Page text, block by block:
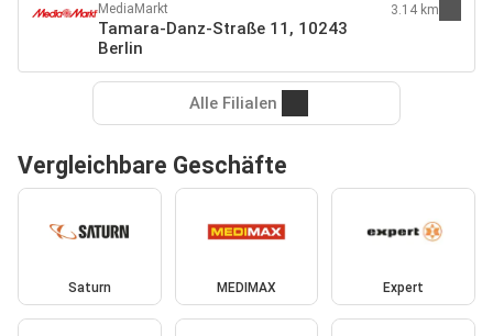
MediaMarkt
Tamara-Danz-Straße 11, 10243
Berlin
3.14 km
Alle Filialen
Vergleichbare Geschäfte
Saturn MEDIMAX Expert